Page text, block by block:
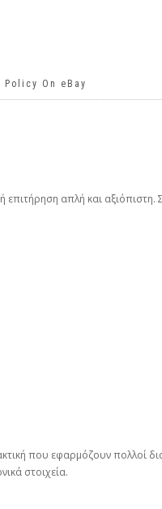
Policy On eBay
απλή και αξιόπιστη.
που εφαρμόζουν πολλοί
στοιχεία.